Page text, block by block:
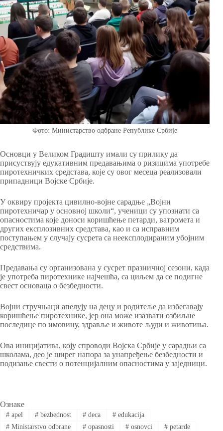
Фото: Министарство одбране Републике Србије
Основци у Великом Градишту имали су прилику да
присуствују едукативним предавањима о ризицима употребе
пиротехничких средстава, које су овог месеца реализовали
припадници Војске Србије.
У оквиру пројекта цивилно-војне сарадње „Војни
пиротехничар у основној школи“, ученици су упознати са
опасностима које доноси коришћење петарди, ватромета и
других експлозивних средстава, као и са исправним
поступањем у случају сусрета са неексплодираним убојним
средствима.
Предавања су организована у сусрет празничној сезони, када
је употреба пиротехнике најчешћа, са циљем да се подигне
свест основаца о безбедности.
Војни стручњаци апелују на децу и родитеље да избегавају
коришћење пиротехнике, јер она може изазвати озбиљне
последице по имовину, здравље и животе људи и животиња.
Ова иницијатива, коју спроводи Војска Србије у сарадњи са
школама, део је ширег напора за унапређење безбедности и
подизање свести о потенцијалним опасностима у заједници.
Ознаке
#apel #bezbednost # deca # edukacija
#Ministarstvo odbrane #opasnosti # osnovci # petarde